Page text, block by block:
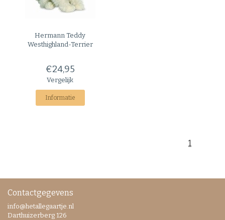
Hermann Teddy
Westhighland-Terrier
€24,95
Vergelijk
Informatie
1
Contactgegevens
info@hetallegaartje.nl
Darthuizerberg 126